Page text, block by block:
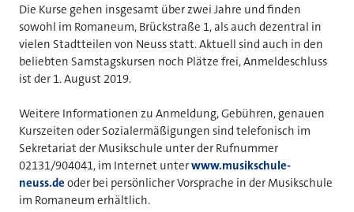
Die Kurse gehen insgesamt über zwei Jahre und finden
sowohl im Romaneum, Brückstraße 1, als auch dezentral in
vielen Stadtteilen von Neuss statt. Aktuell sind auch in den
beliebten Samstagskursen noch Plätze frei, Anmeldeschluss
ist der 1. August 2019.
Weitere Informationen zu Anmeldung, Gebühren, genauen
Kurszeiten oder Sozialermäßigungen sind telefonisch im
Sekretariat der Musikschule unter der Rufnummer
02131/904041, im Internet unterwww.musikschule-
neuss.de oder bei persönlicher Vorsprache in der Musikschule
im Romaneum erhältlich.